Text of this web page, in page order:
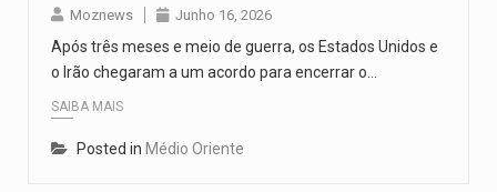
Moznews Junho 16, 2026
Após três meses e meio de guerra, os Estados Unidos e
o Irão chegaram a um acordo para encerrar o…
SAIBA MAIS
Posted in Médio Oriente